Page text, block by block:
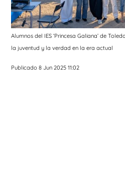
Alumnos del IES ‘Princesa Galiana’ de
la juventud y la verdad en la era actual
Publicado 8 Jun 2025 11:02